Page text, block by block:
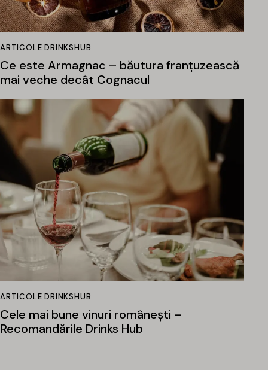
ARTICOLE DRINKSHUB
Ce este Armagnac – băutura franțuzească
mai veche decât Cognacul
ARTICOLE DRINKSHUB
Cele mai bune vinuri românești –
Recomandările Drinks Hub